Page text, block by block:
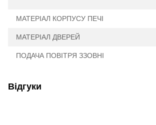
МАТЕРІАЛ КОРПУСУ ПЕЧІ
МАТЕРІАЛ ДВЕРЕЙ
ПОДАЧА ПОВІТРЯ ЗЗОВНІ
Відгуки